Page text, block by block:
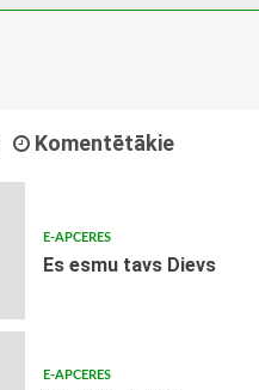
Komentētākie
E-APCERES
Es esmu tavs Dievs
E-APCERES